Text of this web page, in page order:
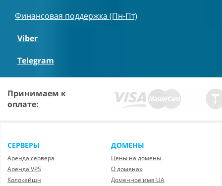
Финансовая поддержка (Пн-Пт)
Viber
Telegram
Принимаем к
оплате:
СЕРВЕРЫ
Аренда сервера
Аренда VPS
Колокейшн
ДОМЕНЫ
Цены на домены
О доменах
Доменное имя UA